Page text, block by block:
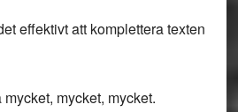
effektivt att komplettera texten
mycket, mycket.